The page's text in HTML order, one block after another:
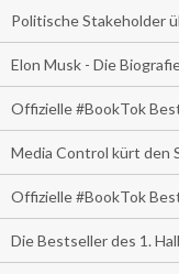
Politische Stakeholder
Elon Musk - Die
Offizielle #BookTok
Media Control kürt den
Offizielle #BookTok
Die Bestseller des 1.